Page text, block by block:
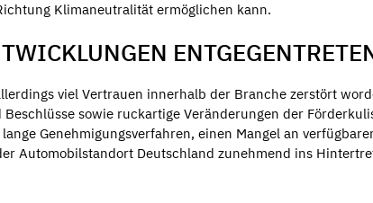
Klimaneutralität ermöglichen kann.
viel Vertrauen innerhalb der Branche zerstört
sowie ruckartige Veränderungen der
Genehmigungsverfahren, einen Mangel an
Automobilstandort Deutschland zunehmend ins